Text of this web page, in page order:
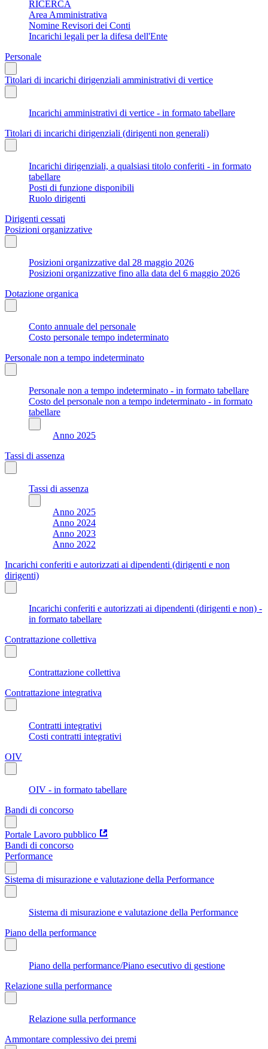
RICERCA
Area Amministrativa
Nomine Revisori dei Conti
Incarichi legali per la difesa dell'Ente
Personale
Titolari di incarichi dirigenziali amministrativi di vertice
Incarichi amministrativi di vertice - in formato tabellare
Titolari di incarichi dirigenziali (dirigenti non generali)
Incarichi dirigenziali, a qualsiasi titolo conferiti - in formato
tabellare
Posti di funzione disponibili
Ruolo dirigenti
Dirigenti cessati
Posizioni organizzative
Posizioni organizzative dal 28 maggio 2026
Posizioni organizzative fino alla data del 6 maggio 2026
Dotazione organica
Conto annuale del personale
Costo personale tempo indeterminato
Personale non a tempo indeterminato
Personale non a tempo indeterminato - in formato tabellare
Costo del personale non a tempo indeterminato - in formato
tabellare
Anno 2025
Tassi di assenza
Tassi di assenza
Anno 2025
Anno 2024
Anno 2023
Anno 2022
Incarichi conferiti e autorizzati ai dipendenti (dirigenti e non
dirigenti)
Incarichi conferiti e autorizzati ai dipendenti (dirigenti e non) -
in formato tabellare
Contrattazione collettiva
Contrattazione collettiva
Contrattazione integrativa
Contratti integrativi
Costi contratti integrativi
OIV
OIV - in formato tabellare
Bandi di concorso
Portale Lavoro pubblico
Bandi di concorso
Performance
Sistema di misurazione e valutazione della Performance
Sistema di misurazione e valutazione della Performance
Piano della performance
Piano della performance/Piano esecutivo di gestione
Relazione sulla performance
Relazione sulla performance
Ammontare complessivo dei premi